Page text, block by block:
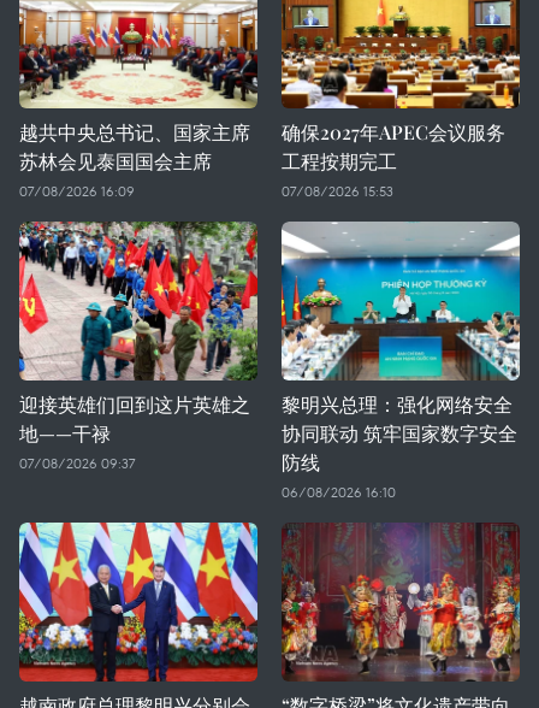
越共中央总书记、国家主席
苏林会见泰国国会主席
07/08/2026 16:09
确保2027年APEC会议服务
工程按期完工
07/08/2026 15:53
迎接英雄们回到这片英雄之
地——干禄
07/08/2026 09:37
黎明兴总理：强化网络安全
协同联动 筑牢国家数字安全
防线
06/08/2026 16:10